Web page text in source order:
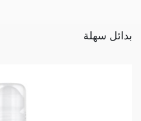
بدائل سهلة